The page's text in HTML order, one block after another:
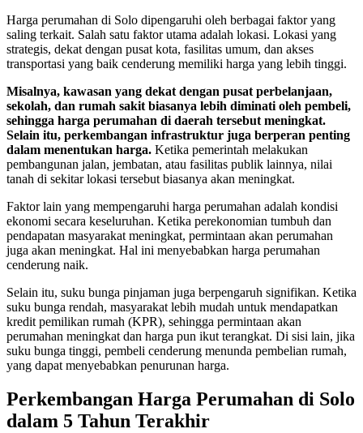
Harga perumahan di Solo dipengaruhi oleh berbagai faktor yang
saling terkait. Salah satu faktor utama adalah lokasi. Lokasi yang
strategis, dekat dengan pusat kota, fasilitas umum, dan akses
transportasi yang baik cenderung memiliki harga yang lebih tinggi.
Misalnya, kawasan yang dekat dengan pusat perbelanjaan,
sekolah, dan rumah sakit biasanya lebih diminati oleh pembeli,
sehingga harga perumahan di daerah tersebut meningkat.
Selain itu, perkembangan infrastruktur juga berperan penting
dalam menentukan harga. Ketika pemerintah melakukan
pembangunan jalan, jembatan, atau fasilitas publik lainnya, nilai
tanah di sekitar lokasi tersebut biasanya akan meningkat.
Faktor lain yang mempengaruhi harga perumahan adalah kondisi
ekonomi secara keseluruhan. Ketika perekonomian tumbuh dan
pendapatan masyarakat meningkat, permintaan akan perumahan
juga akan meningkat. Hal ini menyebabkan harga perumahan
cenderung naik.
Selain itu, suku bunga pinjaman juga berpengaruh signifikan. Ketika
suku bunga rendah, masyarakat lebih mudah untuk mendapatkan
kredit pemilikan rumah (KPR), sehingga permintaan akan
perumahan meningkat dan harga pun ikut terangkat. Di sisi lain, jika
suku bunga tinggi, pembeli cenderung menunda pembelian rumah,
yang dapat menyebabkan penurunan harga.
Perkembangan Harga Perumahan di Solo
dalam 5 Tahun Terakhir